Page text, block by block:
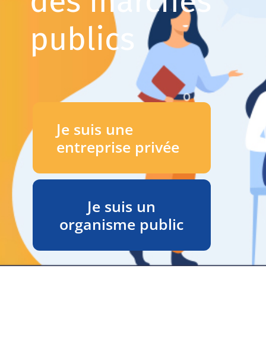
publics
Je suis une
entreprise privée
Je suis un
organisme public